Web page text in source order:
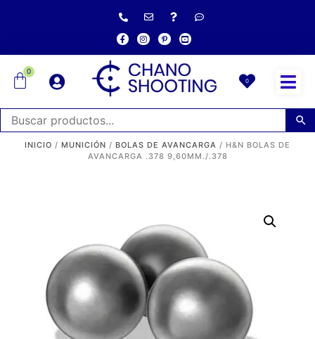
0
0
INICIO / MUNICIÓN / BOLAS DE AVANCARGA / H&N BOLAS DE
AVANCARGA .378 9,60MM./.378